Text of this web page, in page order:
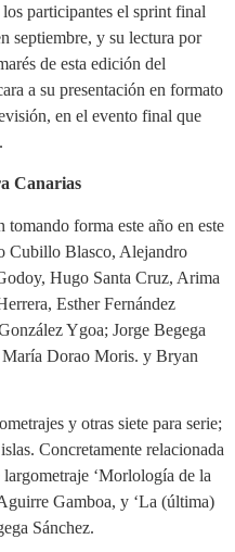
participantes el sprint final
septiembre, y su lectura por
de esta edición del
a su presentación en formato
en el evento final que
Canarias
tomando forma este año en este
Cubillo Blasco, Alejandro
Hugo Santa Cruz, Arima
Esther Fernández
Ygoa; Jorge Begega
María Dorao Moris. y Bryan
y otras siete para serie;
Concretamente relacionada
‘Morlología de la
Gamboa, y ‘La (última)
Sánchez.